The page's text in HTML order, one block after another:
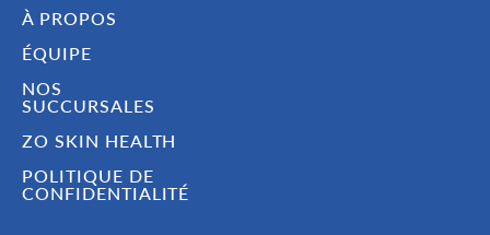
À PROPOS
ÉQUIPE
NOS
SUCCURSALES
ZO SKIN HEALTH
POLITIQUE DE
CONFIDENTIALITÉ